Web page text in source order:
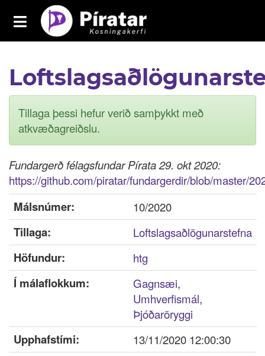
Toggle
navigation
Yfirlit
Mál
Kosningar
Málaflokkar
Samþykktir
Grasrótarinn
Fréttavefur
Aðildarfélög
Innskrá
Tillaga þessi hefur verið samþykkt með
atkvæðagreiðslu.
Fundargerð félagsfundar Pírata 29. okt 2020:
https://github.com/piratar/fundargerdir/blob/master/
Málsnúmer: 10/2020
Tillaga: Loftslagsaðlögunarstefna
Höfundur: htg
Í málaflokkum: Gagnsæi,
Umhverfismál,
Þjóðaröryggi
Upphafstími: 13/11/2020 12:00:30